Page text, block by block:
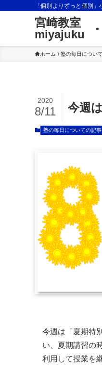
「個別よりずっと個別
宮崎教室
miyajuku
ホーム 塾の毎日につい
今週
2020
8/11
塾の毎日についての記事
今週は「夏期特
い、夏期講習の
利用して授業を